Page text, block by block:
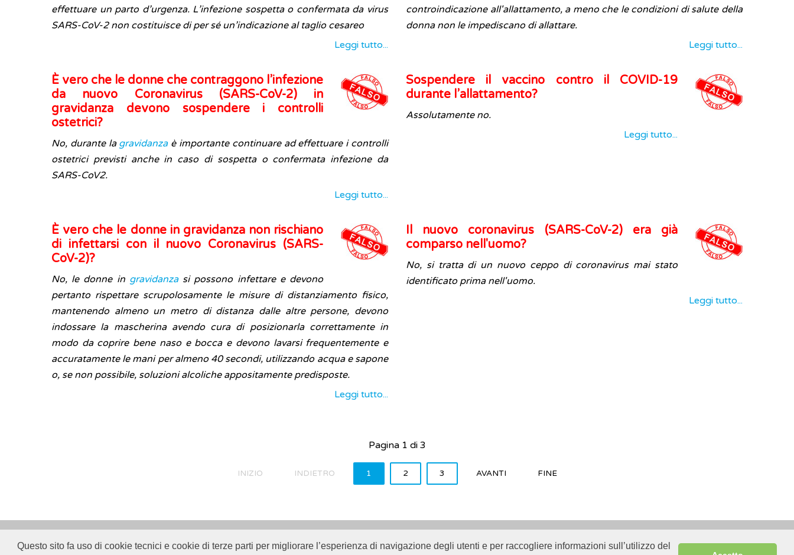
Questo sito fa uso di cookie tecnici e cookie di terze parti per migliorare l’esperienza di navigazione degli utenti e per raccogliere informazioni sull’utilizzo del
effettuare un parto d’urgenza. L’infezione sospetta o confermata da virus
SARS-CoV-2 non costituisce di per sé un’indicazione al taglio cesareo
Leggi tutto...
controindicazione all'allattamento, a meno che le condizioni di salute della
donna non le impediscano di allattare.
Leggi tutto...
È vero che le donne che contraggono l’infezione
da nuovo Coronavirus (SARS-CoV-2) in
gravidanza devono sospendere i controlli
ostetrici?
No, durante la gravidanzaè importante continuare ad effettuare i controlli
ostetrici previsti anche in caso di sospetta o confermata infezione da
SARS-CoV2.
Leggi tutto...
Sospendere il vaccino contro il COVID-19
durante l’allattamento?
Assolutamente no.
Leggi tutto...
È vero che le donne in gravidanza non rischiano
di infettarsi con il nuovo Coronavirus (SARS-
CoV-2)?
No, le donne in gravidanzasi possono infettare e devono
pertanto rispettare scrupolosamente le misure di distanziamento fisico,
mantenendo almeno un metro di distanza dalle altre persone, devono
indossare la mascherina avendo cura di posizionarla correttamente in
modo da coprire bene naso e bocca e devono lavarsi frequentemente e
accuratamente le mani per almeno 40 secondi, utilizzando acqua e sapone
o, se non possibile, soluzioni alcoliche appositamente predisposte.
Leggi tutto...
Il nuovo coronavirus (SARS-CoV-2) era già
comparso nell'uomo?
No, si tratta di un nuovo ceppo di coronavirus mai stato
identificato prima nell'uomo.
Leggi tutto...
Pagina 1 di 3
INIZIO INDIETRO 1 2 3 AVANTI FINE
© 2018ISSalute - Sito sviluppato e gestito dall’Istituto Superiore di Sanità (ISS) -Disclaimer -Cookie Sitemap